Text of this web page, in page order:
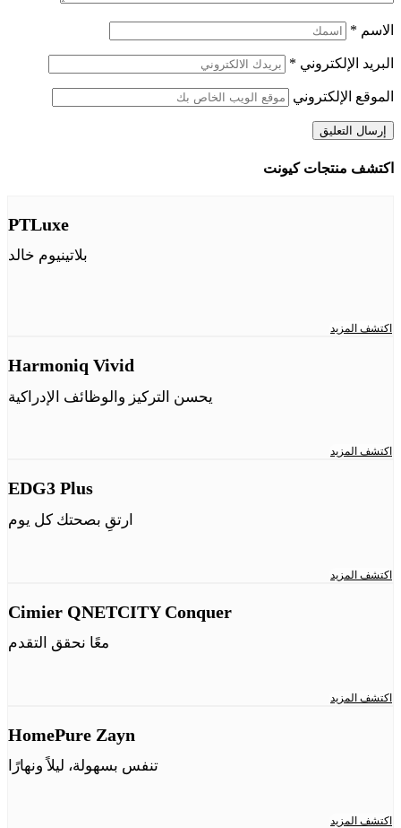
الاسم *
البريد الإلكتروني *
الموقع الإلكتروني
اكتشف منتجات كيونت
PTLuxe
بلاتينيوم خالد
اكتشف المزيد
Harmoniq Vivid
يحسن التركيز والوظائف الإدراكية
اكتشف المزيد
EDG3 Plus
ارتقِ بصحتك كل يوم
اكتشف المزيد
Cimier QNETCITY Conquer
معًا نحقق التقدم
اكتشف المزيد
HomePure Zayn
تنفس بسهولة، ليلاً ونهارًا
اكتشف المزيد